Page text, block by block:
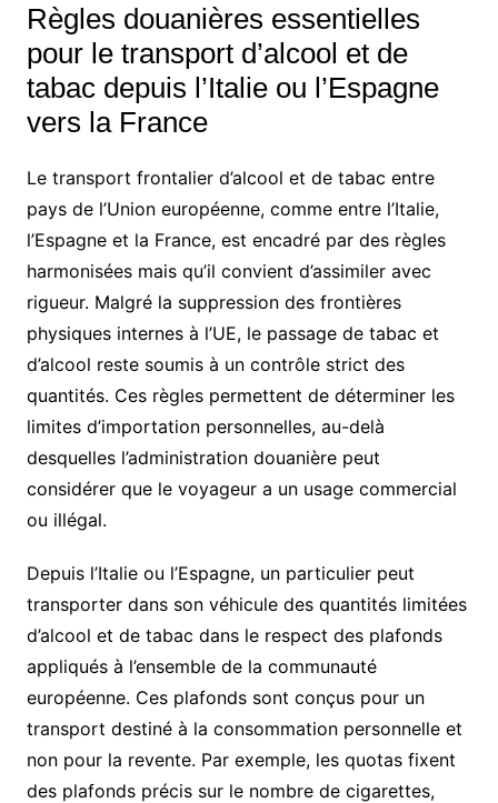
Règles douanières essentielles
pour le transport d’alcool et de
tabac depuis l’Italie ou l’Espagne
vers la France
Le transport frontalier d’alcool et de tabac entre
pays de l’Union européenne, comme entre l’Italie,
l’Espagne et la France, est encadré par des règles
harmonisées mais qu’il convient d’assimiler avec
rigueur. Malgré la suppression des frontières
physiques internes à l’UE, le passage de tabac et
d’alcool reste soumis à un contrôle strict des
quantités. Ces règles permettent de déterminer les
limites d’importation personnelles, au-delà
desquelles l’administration douanière peut
considérer que le voyageur a un usage commercial
ou illégal.
Depuis l’Italie ou l’Espagne, un particulier peut
transporter dans son véhicule des quantités limitées
d’alcool et de tabac dans le respect des plafonds
appliqués à l’ensemble de la communauté
européenne. Ces plafonds sont conçus pour un
transport destiné à la consommation personnelle et
non pour la revente. Par exemple, les quotas fixent
des plafonds précis sur le nombre de cigarettes,